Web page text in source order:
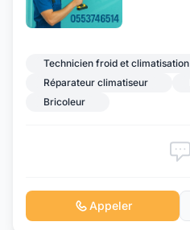
Technicien froid et climatisation
Réparateur climatiseur
Bricoleur
Appeler